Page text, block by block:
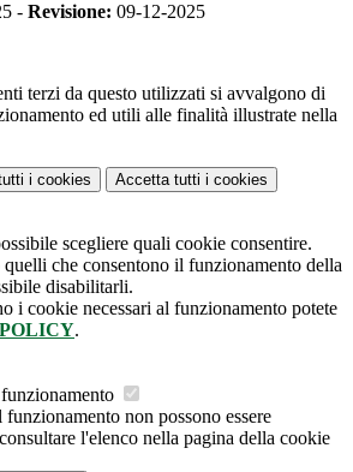
- Revisione: 09-12-2025
terzi da questo utilizzati si avvalgono di
ed utili alle finalità illustrate nella
i cookies Accetta tutti i cookies
scegliere quali cookie consentire.
che consentono il funzionamento della
disabilitarli.
i cookie necessari al funzionamento potete
.
non possono essere
l'elenco nella pagina della cookie